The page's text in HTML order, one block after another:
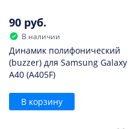
90 руб.
В наличии
Динамик полифонический
(buzzer) для Samsung Galaxy
A40 (A405F)
В корзину